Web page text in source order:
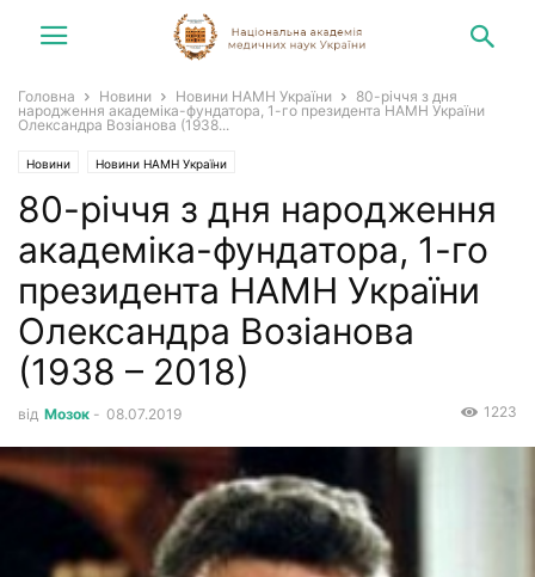
Головна Новини Новини НАМН України
80-річчя з дня
народження академіка-фундатора, 1-го президента НАМН України
Олександра Возіанова (1938...
Новини Новини НАМН України
80-річчя з дня народження
академіка-фундатора, 1-го
президента НАМН України
Олександра Возіанова
(1938 – 2018)
від Мозок - 08.07.2019 1223